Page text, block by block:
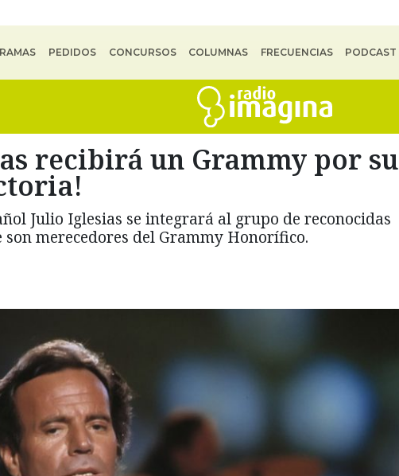
PEDIDOS CONCURSOS COLUMNAS FRECUENCIAS PODCAST
recibirá un Grammy por su
Julio Iglesias se integrará al grupo de reconocidas
merecedores del Grammy Honorífico.